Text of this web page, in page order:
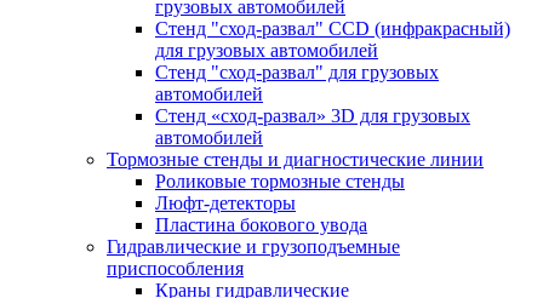
грузовых автомобилей
Стенд "сход-развал" CCD (инфракрасный)
для грузовых автомобилей
Стенд "сход-развал" для грузовых
автомобилей
Стенд «сход-развал» 3D для грузовых
автомобилей
Тормозные стенды и диагностические линии
Роликовые тормозные стенды
Люфт-детекторы
Пластина бокового увода
Гидравлические и грузоподъемные
приспособления
Краны гидравлические